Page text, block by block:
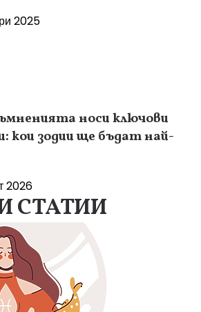
2025
носи ключови
кои зодии ще бъдат най-
2026
СТАТИИ